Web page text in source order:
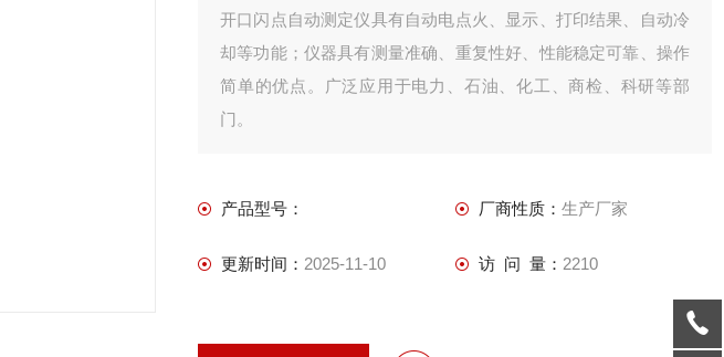
开口闪点自动测定仪具有自动电点火、显示、打印结果、自动冷
却等功能；仪器具有测量准确、重复性好、性能稳定可靠、操作
简单的优点。广泛应用于电力、石油、化工、商检、科研等部
门。
产品型号： 厂商性质： 生产厂家
更新时间： 2025-11-10 访 问 量： 2210